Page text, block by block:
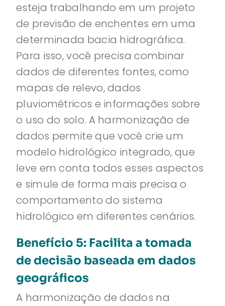
esteja trabalhando em um projeto
de previsão de enchentes em uma
determinada bacia hidrográfica.
Para isso, você precisa combinar
dados de diferentes fontes, como
mapas de relevo, dados
pluviométricos e informações sobre
o uso do solo. A harmonização de
dados permite que você crie um
modelo hidrológico integrado, que
leve em conta todos esses aspectos
e simule de forma mais precisa o
comportamento do sistema
hidrológico em diferentes cenários.
Benefício 5: Facilita a tomada
de decisão baseada em dados
geográficos
A harmonização de dados na